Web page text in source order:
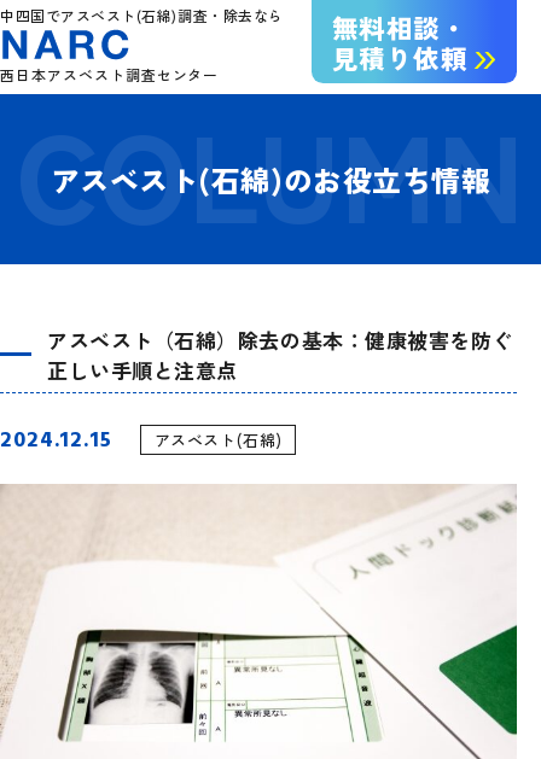
中四国でアスベスト(石綿)調査・除去なら
西日本アスベスト調査センター
無料相談・
見積り依頼
アスベスト(石綿)のお役立ち情報
アスベスト（石綿）除去の基本：健康被害を防ぐ
正しい手順と注意点
2024.12.15 アスベスト(石綿)